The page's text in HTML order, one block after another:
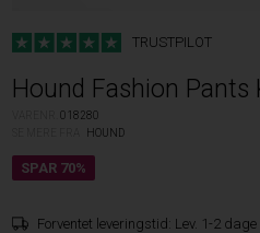
TRUSTPILOT
Hound Fashion
VARENR.018280
HOUND
Forventet leveringstid: Lev. 1-2